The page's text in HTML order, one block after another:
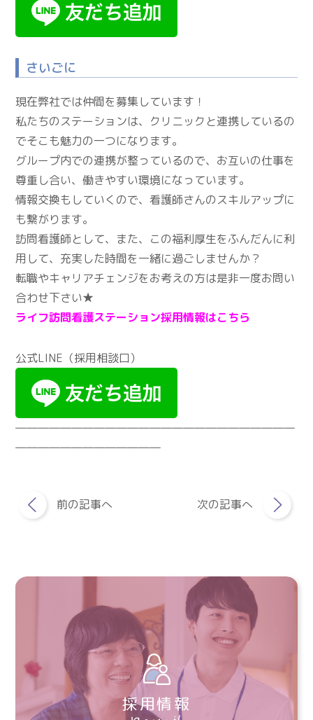
さいごに
現在弊社では仲間を募集しています！
私たちのステーションは、クリニックと連携しているの
でそこも魅力の一つになります。
グループ内での連携が整っているので、お互いの仕事を
尊重し合い、働きやすい環境になっています。
情報交換もしていくので、看護師さんのスキルアップに
も繋がります。
訪問看護師として、また、この福利厚生をふんだんに利
用して、充実した時間を一緒に過ごしませんか？
転職やキャリアチェンジをお考えの方は是非一度お問い
合わせ下さい★
ライフ訪問看護ステーション採用情報はこちら
公式LINE（採用相談口）
―――――――――――――――――――――――――
―――――――――――――
前の記事へ 次の記事へ
採用情報